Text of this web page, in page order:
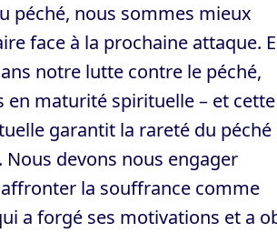
péché, nous sommes mieux
face à la prochaine attaque.
notre lutte contre le péché,
en maturité spirituelle – et cette
garantit la rareté du péché
Nous devons nous engager
la souffrance comme
a forgé ses motivations et a